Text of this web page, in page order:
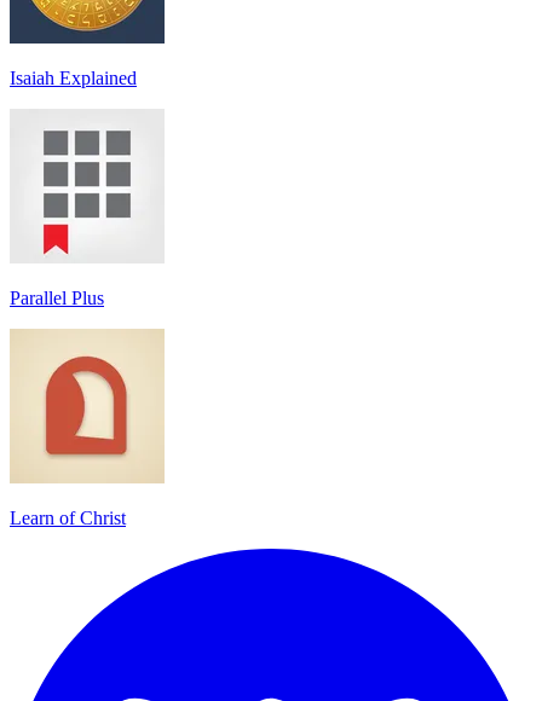
Isaiah Explained
Parallel Plus
Learn of Christ